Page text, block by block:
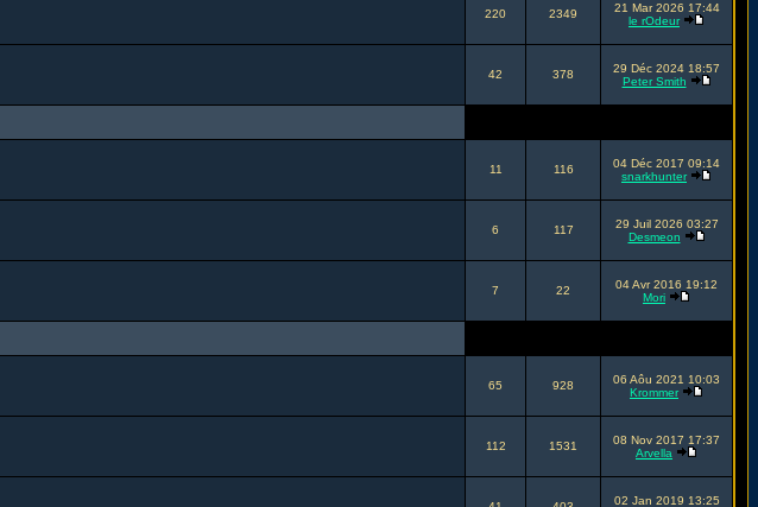
220 2349
21 Mar 2026 17:44
le rOdeur
42 378
29 Déc 2024 18:57
Peter Smith
11 116
04 Déc 2017 09:14
snarkhunter
6 117
29 Juil 2026 03:27
Desmeon
7 22
04 Avr 2016 19:12
Mori
65 928
06 Aôu 2021 10:03
Krommer
112 1531
08 Nov 2017 17:37
Arvella
02 Jan 2019 13:25